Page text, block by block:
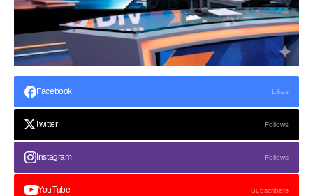
Facebook Likes
Twitter Follows
Instagram Follows
YouTube Subscribers